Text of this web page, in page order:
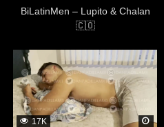
BiLatinMen – Lupito & Chalan
🇨🇴
17K